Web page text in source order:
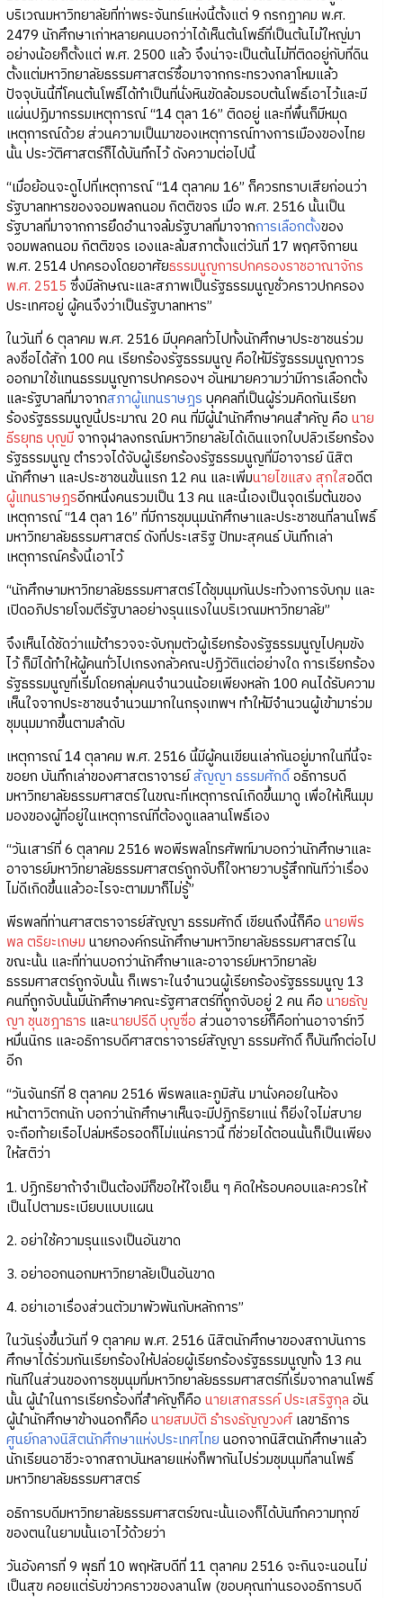
บริเวณมหาวิทยาลัยที่ท่าพระจันทร์แห่งนี้ตั้งแต่ 9 กรกฎาคม พ.ศ.
2479 นักศึกษาเก่าหลายคนบอกว่าได้เห็นต้นโพธิ์ที่เป็นต้นไม้ใหญ่มา
อย่างน้อยก็ตั้งแต่ พ.ศ. 2500 แล้ว จึงน่าจะเป็นต้นไม้ที่ติดอยู่กับที่ดิน
ตั้งแต่มหาวิทยาลัยธรรมศาสตร์ซื้อมาจากกระทรวงกลาโหมแล้ว
ปัจจุบันนี้ที่โคนต้นโพธิ์ได้ทำเป็นที่นั่งหินขัดล้อมรอบต้นโพธิ์เอาไว้และมี
แผ่นปฏิมากรรมเหตุการณ์ “14 ตุลา 16” ติดอยู่ และที่พื้นก็มีหมุด
เหตุการณ์ด้วย ส่วนความเป็นมาของเหตุการณ์ทางการเมืองของไทย
นั้น ประวัติศาสตร์ก็ได้บันทึกไว้ ดังความต่อไปนี้
“เมื่อย้อนจะดูไปที่เหตุการณ์ “14 ตุลาคม 16” ก็ควรทราบเสียก่อนว่า
รัฐบาลทหารของจอมพลถนอม กิตติขจร เมื่อ พ.ศ. 2516 นั้นเป็น
รัฐบาลที่มาจากการยึดอำนาจล้มรัฐบาลที่มาจากการเลือกตั้งของ
จอมพลถนอม กิตติขจร เองและล้มสภาตั้งแต่วันที่ 17 พฤศจิกายน
พ.ศ. 2514 ปกครองโดยอาศัยธรรมนูญการปกครองราชอาณาจักร
พ.ศ. 2515 ซึ่งมีลักษณะและสภาพเป็นรัฐธรรมนูญชั่วคราวปกครอง
ประเทศอยู่ ผู้คนจึงว่าเป็นรัฐบาลทหาร”
ในวันที่ 6 ตุลาคม พ.ศ. 2516 มีบุคคลทั่วไปทั้งนักศึกษาประชาชนร่วม
ลงชื่อได้สัก 100 คน เรียกร้องรัฐธรรมนูญ คือให้มีรัฐธรรมนูญถาวร
ออกมาใช้แทนธรรมนูญการปกครองฯ อันหมายความว่ามีการเลือกตั้ง
และรัฐบาลที่มาจากสภาผู้แทนราษฎร บุคคลที่เป็นผู้ร่วมคิดกันเรียก
ร้องรัฐธรรมนูญนี้ประมาณ 20 คน ที่มีผู้นำนักศึกษาคนสำคัญ คือ นาย
ธีรยุทธ บุญมีจากจุฬาลงกรณ์มหาวิทยาลัยได้เดินแจกใบปลิวเรียกร้อง
รัฐธรรมนูญ ตำรวจได้จับผู้เรียกร้องรัฐธรรมนูญที่มีอาจารย์ นิสิต
นักศึกษา และประชาชนขั้นแรก 12 คน และเพิ่มนายไขแสง สุกใสอดีต
ผู้แทนราษฎรอีกหนึ่งคนรวมเป็น 13 คน และนี้เองเป็นจุดเริ่มต้นของ
เหตุการณ์ “14 ตุลา 16” ที่มีการชุมนุมนักศึกษาและประชาชนที่ลานโพธิ์
มหาวิทยาลัยธรรมศาสตร์ ดังที่ประเสริฐ ปัทมะสุคนธ์ บันทึกเล่า
เหตุการณ์ครั้งนี้เอาไว้
“นักศึกษามหาวิทยาลัยธรรมศาสตร์ได้ชุมนุมกันประท้วงการจับกุม และ
เปิดอภิปรายโจมตีรัฐบาลอย่างรุนแรงในบริเวณมหาวิทยาลัย”
จึงเห็นได้ชัดว่าแม้ตำรวจจะจับกุมตัวผู้เรียกร้องรัฐธรรมนูญไปคุมขัง
ไว้ ก็มิได้ทำให้ผู้คนทั่วไปเกรงกลัวคณะปฏิวัติแต่อย่างใด การเรียกร้อง
รัฐธรรมนูญที่เริ่มโดยกลุ่มคนจำนวนน้อยเพียงหลัก 100 คนได้รับความ
เห็นใจจากประชาชนจำนวนมากในกรุงเทพฯ ทำให้มีจำนวนผู้เข้ามาร่วม
ชุมนุมมากขึ้นตามลำดับ
เหตุการณ์ 14 ตุลาคม พ.ศ. 2516 นี้มีผู้คนเขียนเล่ากันอยู่มากในที่นี้จะ
ขอยก บันทึกเล่าของศาสตราจารย์สัญญา ธรรมศักดิ์อธิการบดี
มหาวิทยาลัยธรรมศาสตร์ในขณะที่เหตุการณ์เกิดขึ้นมาดู เพื่อให้เห็นมุม
มองของผู้ที่อยู่ในเหตุการณ์ที่ต้องดูแลลานโพธิ์เอง
“วันเสาร์ที่ 6 ตุลาคม 2516 พอพีรพลโทรศัพท์มาบอกว่านักศึกษาและ
อาจารย์มหาวิทยาลัยธรรมศาสตร์ถูกจับก็ใจหายวาบรู้สึกทันทีว่าเรื่อง
ไม่ดีเกิดขึ้นแล้วอะไรจะตามมาก็ไม่รู้”
พีรพลที่ท่านศาสตราจารย์สัญญา ธรรมศักดิ์ เขียนถึงนี้ก็คือ นายพีร
พล ตริยะเกษม นายกองค์กรนักศึกษามหาวิทยาลัยธรรมศาสตร์ใน
ขณะนั้น และที่ท่านบอกว่านักศึกษาและอาจารย์มหาวิทยาลัย
ธรรมศาสตร์ถูกจับนั้น ก็เพราะในจำนวนผู้เรียกร้องรัฐธรรมนูญ 13
คนที่ถูกจับนั้นมีนักศึกษาคณะรัฐศาสตร์ที่ถูกจับอยู่ 2 คน คือ นายธัญ
ญา ชุนชฎาธาร และนายปรีดี บุญซื่อ ส่วนอาจารย์ก็คือท่านอาจาร์ทวี
หมื่นนิกร และอธิการบดีศาสตราจารย์สัญญา ธรรมศักดิ์ ก็บันทึกต่อไป
อีก
“วันจันทร์ที่ 8 ตุลาคม 2516 พีรพลและภูมิสัน มานั่งคอยในห้อง
หน้าตาวิตกนัก บอกว่านักศึกษาเห็นจะมีปฏิกริยาแน่ ก็ยิ่งใจไม่สบาย
จะถือท้ายเรือไปล่มหรือรอดก็ไม่แน่คราวนี้ ที่ช่วยได้ตอนนั้นก็เป็นเพียง
ให้สติว่า
1. ปฏิกริยาถ้าจำเป็นต้องมีก็ขอให้ใจเย็น ๆ คิดให้รอบคอบและควรให้
เป็นไปตามระเบียบแบบแผน
2. อย่าใช้ความรุนแรงเป็นอันขาด
3. อย่าออกนอกมหาวิทยาลัยเป็นอันขาด
4. อย่าเอาเรื่องส่วนตัวมาพัวพันกับหลักการ”
ในวันรุ่งขึ้นวันที่ 9 ตุลาคม พ.ศ. 2516 นิสิตนักศึกษาของสถาบันการ
ศึกษาได้ร่วมกันเรียกร้องให้ปล่อยผู้เรียกร้องรัฐธรรมนูญทั้ง 13 คน
ทันทีในส่วนของการชุมนุมที่มหาวิทยาลัยธรรมศาสตร์ที่เริ่มจากลานโพธิ์
นั้น ผู้นำในการเรียกร้องที่สำคัญก็คือ นายเสกสรรค์ ประเสริฐกุล อัน
ผู้นำนักศึกษาข้างนอกก็คือ นายสมบัติ ธำรงธัญญวงศ์เลขาธิการ
ศูนย์กลางนิสิตนักศึกษาแห่งประเทศไทย นอกจากนิสิตนักศึกษาแล้ว
นักเรียนอาชีวะจากสถาบันหลายแห่งก็พากันไปร่วมชุมนุมที่ลานโพธิ์
มหาวิทยาลัยธรรมศาสตร์
อธิการบดีมหาวิทยาลัยธรรมศาสตร์ขณะนั้นเองก็ได้บันทึกความทุกข์
ของตนในยามนั้นเอาไว้ด้วยว่า
วันอังคารที่ 9 พุธที่ 10 พฤหัสบดีที่ 11 ตุลาคม 2516 จะกินจะนอนไม่
เป็นสุข คอยแต่รับข่าวคราวของลานโพ (ขอบคุณท่านรองอธิการบดี